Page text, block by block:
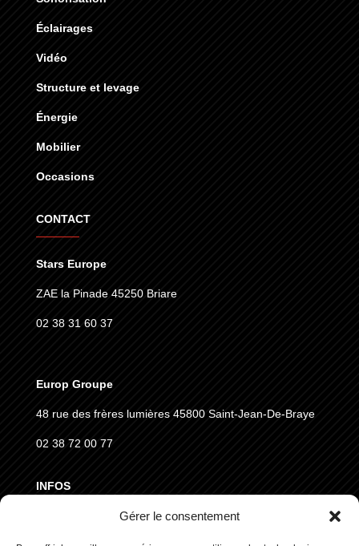
Gérer le consentement
Éclairages
Vidéo
Structure et levage
Énergie
Mobilier
Occasions
CONTACT
Stars Europe
ZAE la Pinade 45250 Briare
02 38 31 60 37
Europ Groupe
48 rue des frères lumières 45800 Saint-Jean-De-Braye
02 38 72 00 77
INFOS